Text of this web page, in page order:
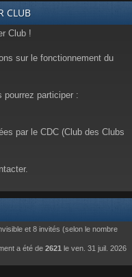
CLUB
Club !
sur le fonctionnement du
pourrez participer :
par le CDC (Club des Clubs
et 8 invités (selon le nombre
a été de 2621 le ven. 31 juil. 2026